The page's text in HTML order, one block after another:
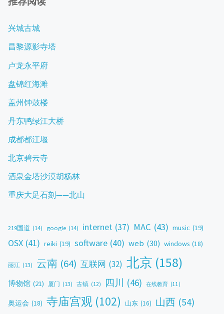
兴城古城
昌黎源影寺塔
卢龙永平府
盘锦红海滩
盖州钟鼓楼
丹东鸭绿江大桥
成都都江堰
北京碧云寺
酒泉金塔沙漠胡杨林
重庆大足石刻——北山
219国道 (14) google (14) internet (37) MAC (43) music (19)
OSX (41) reiki (19) software (40) web (30) windows (18)
丽江 (13) 云南 (64) 互联网 (32) 北京 (158)
博物馆 (21) 厦门 (13) 古镇 (12) 四川 (46) 在线教育 (11)
奥运会 (18) 寺庙宫观 (102) 山东 (16) 山西 (54)